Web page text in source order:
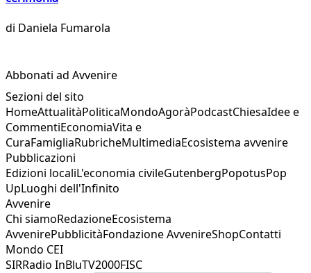
di Daniela Fumarola
Abbonati ad Avvenire
Sezioni del sito
HomeAttualitàPoliticaMondoAgoràPodcastChiesaIdee e
CommentiEconomiaVita e
CuraFamigliaRubricheMultimediaEcosistema avvenire
Pubblicazioni
Edizioni localiL'economia civileGutenbergPopotusPop
UpLuoghi dell'Infinito
Avvenire
Chi siamoRedazioneEcosistema
AvvenirePubblicitàFondazione AvvenireShopContatti
Mondo CEI
SIRRadio InBluTV2000FISC